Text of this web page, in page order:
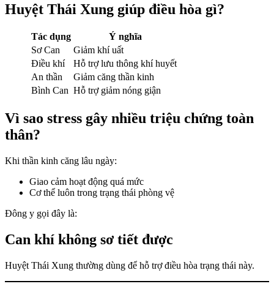
Huyệt Thái Xung giúp điều hòa gì?
Tác dụng
Ý nghĩa
Sơ Can
Giảm khí uất
Điều khí
Hỗ trợ lưu thông khí huyết
An thần
Giảm căng thần kinh
Bình Can Hỗ trợ giảm nóng giận
Vì sao stress gây nhiều triệu chứng toàn
thân?
Khi thần kinh căng lâu ngày:
Giao cảm hoạt động quá mức
Cơ thể luôn trong trạng thái phòng vệ
Đông y gọi đây là:
Can khí không sơ tiết được
Huyệt Thái Xung thường dùng để hỗ trợ điều hòa trạng thái này.